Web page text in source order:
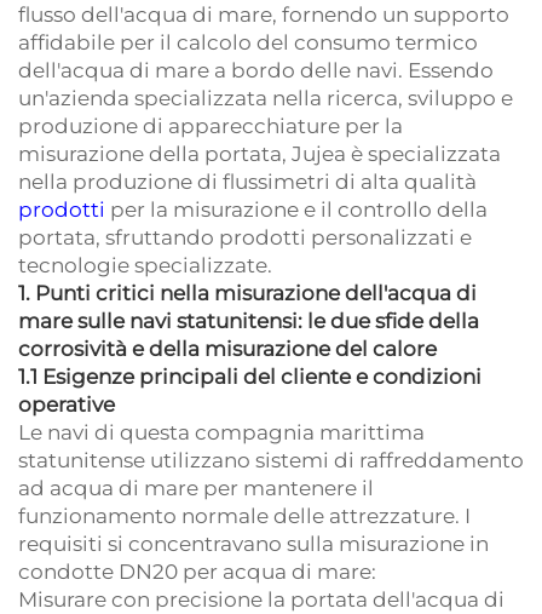
flusso dell'acqua di mare, fornendo un supporto
affidabile per il calcolo del consumo termico
dell'acqua di mare a bordo delle navi. Essendo
un'azienda specializzata nella ricerca, sviluppo e
produzione di apparecchiature per la
misurazione della portata, Jujea è specializzata
nella produzione di flussimetri di alta qualità
prodotti per la misurazione e il controllo della
portata, sfruttando prodotti personalizzati e
tecnologie specializzate.
1. Punti critici nella misurazione dell'acqua di
mare sulle navi statunitensi: le due sfide della
corrosività e della misurazione del calore
1.1 Esigenze principali del cliente e condizioni
operative
Le navi di questa compagnia marittima
statunitense utilizzano sistemi di raffreddamento
ad acqua di mare per mantenere il
funzionamento normale delle attrezzature. I
requisiti si concentravano sulla misurazione in
condotte DN20 per acqua di mare:
Misurare con precisione la portata dell'acqua di